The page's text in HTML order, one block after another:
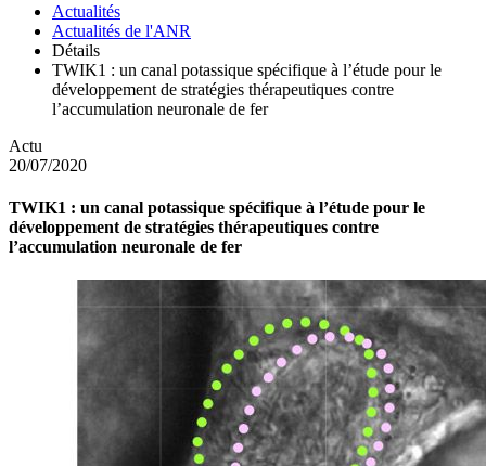
Actualités
Actualités de l'ANR
Détails
TWIK1 : un canal potassique spécifique à l’étude pour le
développement de stratégies thérapeutiques contre
l’accumulation neuronale de fer
Actu
20/07/2020
TWIK1 : un canal potassique spécifique à l’étude pour le
développement de stratégies thérapeutiques contre
l’accumulation neuronale de fer